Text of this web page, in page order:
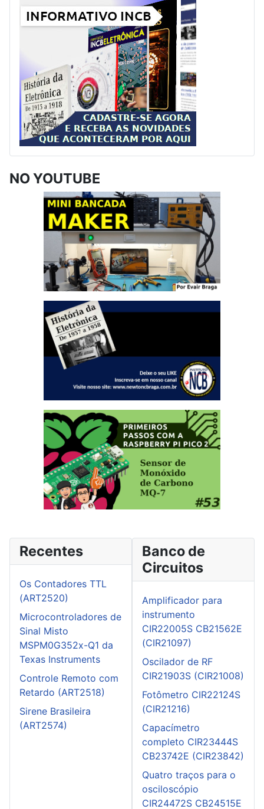
NO YOUTUBE
Recentes
Os Contadores TTL
(ART2520)
Microcontroladores de
Sinal Misto
MSPM0G352x-Q1 da
Texas Instruments
Controle Remoto com
Retardo (ART2518)
Sirene Brasileira
(ART2574)
Banco de
Circuitos
Amplificador para
instrumento
CIR22005S CB21562E
(CIR21097)
Oscilador de RF
CIR21903S (CIR21008)
Fotômetro CIR22124S
(CIR21216)
Capacímetro
completo CIR23444S
CB23742E (CIR23842)
Quatro traços para o
osciloscópio
CIR24472S CB24515E